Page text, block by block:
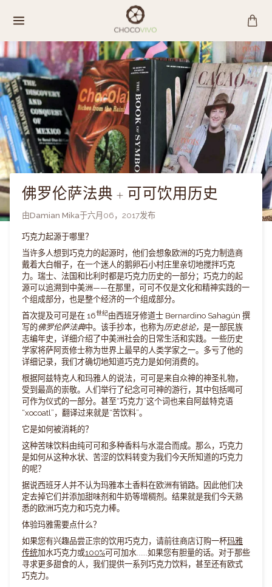
容
佛罗伦萨法典 + 可可饮用历史
由Damian Mika于六月06，2017发布
巧克力起源于哪里？
当许多人想到巧克力的起源时，他们会想象欧洲的巧克力制造商
戴着大白帽子，在一个迷人的鹅卵石小村庄里亲切地搅拌巧克
力。瑞士、法国和比利时都是巧克力历史的一部分；巧克力的起
源可以追溯到中美洲——在那里，可可不仅是文化和精神实践的一
个组成部分，也是整个经济的一个组成部分。
首次提及可可是在 16世纪由西班牙修道士 Bernardino Sahagún 撰
写的佛罗伦萨法典中。该手抄本，也称为历史总论， 是一部民族
志编年史，详细介绍了中美洲社会的日常生活和实践。一些历史
学家将萨阿贡修士称为世界上最早的人类学家之一。多亏了他的
详细记录，我们才确切地知道巧克力是如何消费的。
根据阿兹特克人和玛雅人的说法，可可是来自众神的神圣礼物，
受到最高的崇敬。人们举行了纪念可可神的游行，其中包括喝可
可作为仪式的一部分。甚至“巧克力”这个词也来自阿兹特克语
“xocoatl”，翻译过来就是“苦饮料”。
它是如何被消耗的？
这种苦味饮料由纯可可和多种香料与水混合而成。那么，巧克力
是如何从这种水状、苦涩的饮料转变为我们今天所知道的巧克力
的呢？
据说西班牙人并不认为玛雅本土香料在欧洲有销路。因此他们决
定去掉它们并添加甜味剂和牛奶等增稠剂。结果就是我们今天熟
悉的欧洲巧克力和巧克力棒。
体验玛雅需要点什么？
如果您有兴趣品尝正宗的饮用巧克力，请前往商店订购一杯玛雅
传统加水巧克力或100%可可加水......如果您有胆量的话。对于那些
寻求更多甜食的人，我们提供一系列巧克力饮料，甚至还有欧式
巧克力。